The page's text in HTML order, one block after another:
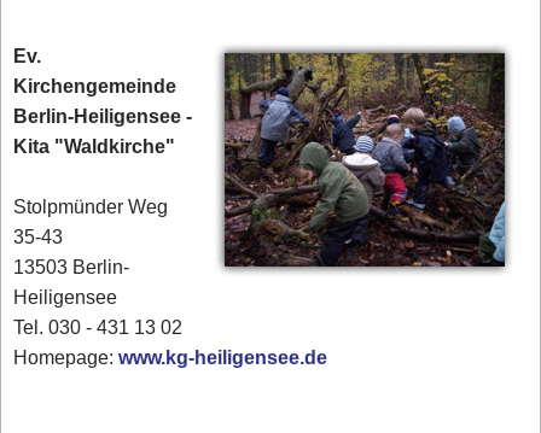
Ev.
Kirchengemeinde
Berlin-Heiligensee -
Kita "Waldkirche"
Stolpmünder Weg
35-43
13503 Berlin-
Heiligensee
Tel. 030 - 431 13 02‎
Homepage:www.kg-heiligensee.de